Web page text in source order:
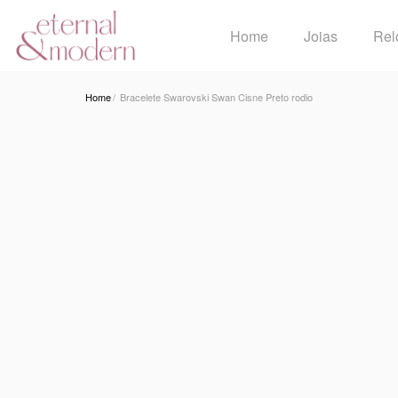
Home Joias
Home Bracelete Swarovski Swan Cisne Preto rodio